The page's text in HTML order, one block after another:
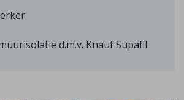
d.m.v. Knauf Supafil